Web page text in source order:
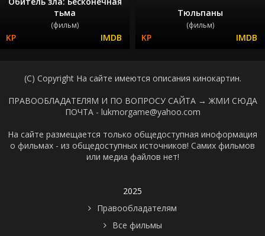
тьма
(фильм)
Тюльпаны
(фильм)
(C) Copyright На сайте имеются описания кинокартин.
ПРАВООБЛАДАТЕЛЯМ И ПО ВОПРОСУ САЙТА → ЖМИ СЮДА
ПОЧТА - lukmorgame@yahoo.com
На сайте размещается только общедоступная иноформация
о фильмах - из общедоступных источников! Самих фильмов
или медиа файлов нет!
2025
Правообладателям
Все фильмы